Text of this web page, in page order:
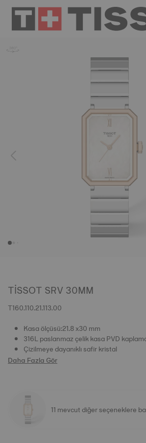
TISSOT SRV 30MM
T160.110.21.113.00
Kasa ölçüsü:21.8 x30 mm
316L paslanmaz çelik kasa PVD
Çizilmeye dayanıklı safir kristal
Daha Fazla Gör
11 mevcut diğer seçeneklere